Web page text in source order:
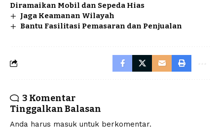
Diramaikan Mobil dan Sepeda Hias
Jaga Keamanan Wilayah
Bantu Fasilitasi Pemasaran dan Penjualan
3 Komentar
Tinggalkan Balasan
Anda harus masuk untuk berkomentar.